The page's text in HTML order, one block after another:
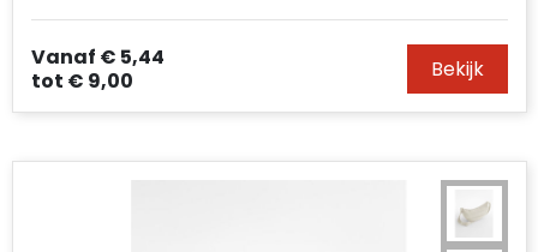
Vanaf € 5,44
tot € 9,00 Bekijk